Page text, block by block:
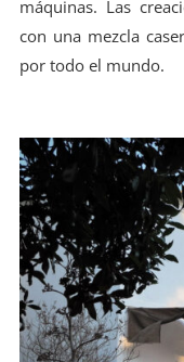
máquinas. Las
con una mezcla
por todo el mundo.